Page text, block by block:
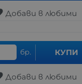
Добави в любими
бр. КУПИ
Добави в любими